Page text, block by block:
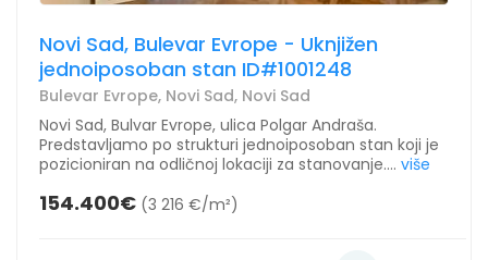
Novi Sad, Bulevar Evrope - Uknjižen
jednoiposoban stan ID#1001248
Bulevar Evrope, Novi Sad, Novi Sad
Novi Sad, Bulvar Evrope, ulica Polgar Andraša.
Predstavljamo po strukturi jednoiposoban stan koji je
pozicioniran na odličnoj lokaciji za stanovanje.... više
154.400€ (3 216 €/m²)